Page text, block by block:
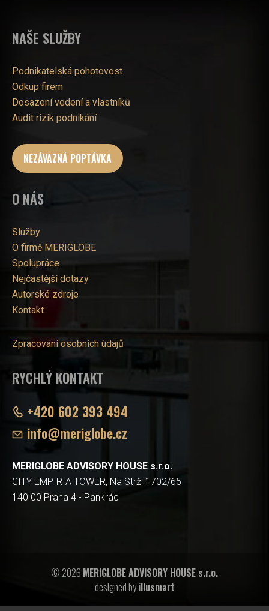
NAŠE SLUŽBY
Podnikatelská pohotovost
Odkup firem
Dosazení vedení a vlastníků
Audit rizik podnikání
NEZÁVAZNÁ POPTÁVKA
O NÁS
Služby
O firmě MERIGLOBE
Spolupráce
Nejčastější dotazy
Autorské zdroje
Kontakt
Zpracování osobních údajů
RYCHLÝ KONTAKT
+420 602 393 494
info@meriglobe.cz
MERIGLOBE ADVISORY HOUSE s.r.o.
CITY EMPIRIA TOWER, Na Strži 1702/65
140 00 Praha 4 - Pankrác
© 2026 MERIGLOBE ADVISORY HOUSE s.r.o.
designed byillusmart